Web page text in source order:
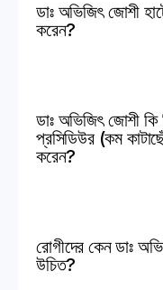
ডাঃ অভিজিৎ জোশী
করেন?
ডাঃ অভিজিৎ জোশী কি
প্রসিডিউর (কম
করেন?
রোগীদের কেন ডাঃ
উচিত?